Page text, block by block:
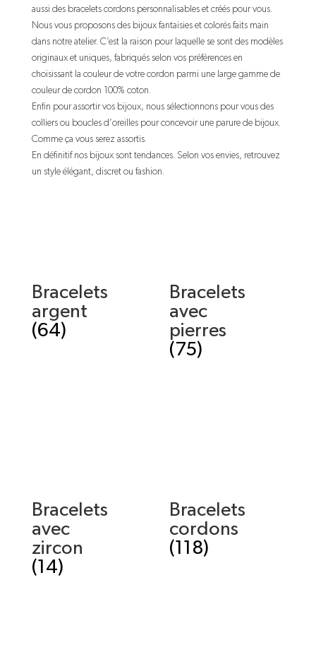
aussi des bracelets cordons personnalisables et créés pour vous.
Nous vous proposons des bijoux fantaisies et colorés faits main
dans notre atelier. C’est la raison pour laquelle se sont des modèles
originaux et uniques, fabriqués selon vos préférences en
choisissant la couleur de votre cordon parmi une large gamme de
couleur de cordon 100% coton.
Enfin pour assortir vos bijoux, nous sélectionnons pour vous des
colliers ou boucles d’oreilles pour concevoir une parure de bijoux.
Comme ça vous serez assortis.
En définitif nos bijoux sont tendances. Selon vos envies, retrouvez
un style élégant, discret ou fashion.
Bracelets
argent
(64)
Bracelets
avec
pierres
(75)
Bracelets
avec
zircon
(14)
Bracelets
cordons
(118)